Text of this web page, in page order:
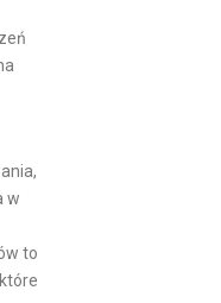
w
to